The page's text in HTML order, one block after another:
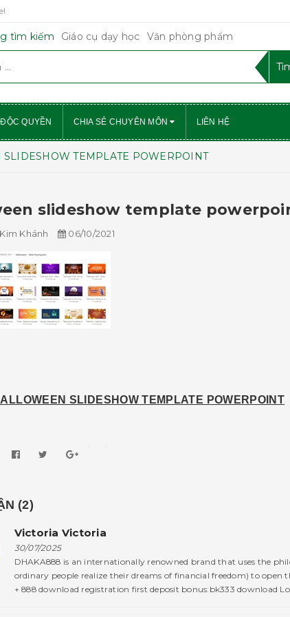
tìm kiếm Giáo cụ dạy học Văn phòng phẩm
QUYỀN CHIA SẺ CHUYÊN MÔN LIÊN HỆ
SLIDESHOW TEMPLATE POWERPOINT
slideshow template
Khánh 06/10/2021
SLIDESHOW TEMPLATE POWERPOINT
(2)
Victoria Victoria
30/07/2025
DHAKA888 is an internationally renowned brand that uses the
ordinary people realize their dreams of financial freedom) to open
+ 888 download registration first deposit bonus:bk333 download